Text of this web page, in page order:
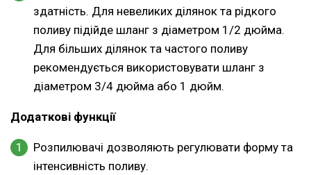
здатність. Для невеликих ділянок та рідкого
поливу підійде шланг з діаметром 1/2 дюйма.
Для більших ділянок та частого поливу
рекомендується використовувати шланг з
діаметром 3/4 дюйма або 1 дюйм.
Додаткові функції
Розпилювачі дозволяють регулювати форму та
інтенсивність поливу.